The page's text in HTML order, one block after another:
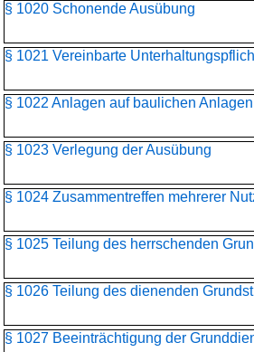
§ 1020 Schonende Ausübung
§ 1021 Vereinbarte
§ 1022 Anlagen auf baulichen Anlagen
§ 1023 Verlegung der Ausübung
§ 1024 Zusammentreffen mehrerer
§ 1025 Teilung des herrschenden
§ 1026 Teilung des dienenden
§ 1027 Beeinträchtigung der